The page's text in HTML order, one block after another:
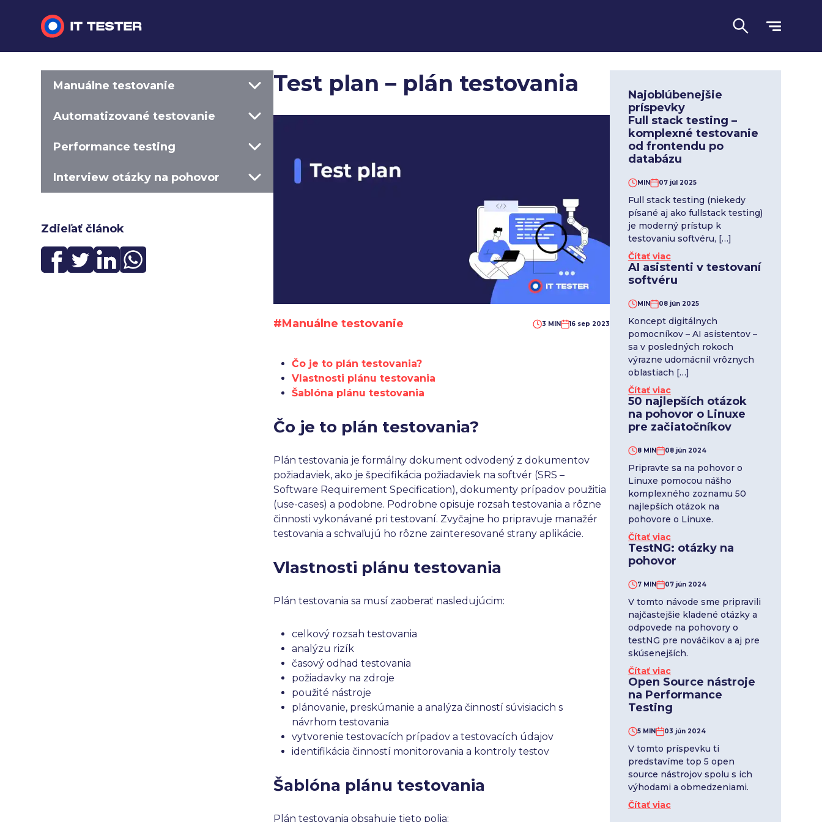
Automatizované testovanie
Performance testing
Interview otázky na pohovor
Slovník
Jazyk
Manuálne testovanie
Automatizované testovanie
Performance testing
Interview otázky na pohovor
Zdieľať článok
Test plan – plán testovania
#Manuálne testovanie 3 MIN 16 sep 2023
Čo je to plán testovania?
Vlastnosti plánu testovania
Šablóna plánu testovania
Čo je to plán testovania?
Plán testovania je formálny dokument odvodený z dokumentov
požiadaviek, ako je špecifikácia požiadaviek na softvér (SRS –
Software Requirement Specification), dokumenty prípadov použitia
(use-cases) a podobne. Podrobne opisuje rozsah testovania a rôzne
činnosti vykonávané pri testovaní. Zvyčajne ho pripravuje manažér
testovania a schvaľujú ho rôzne zainteresované strany aplikácie.
Vlastnosti plánu testovania
Plán testovania sa musí zaoberať nasledujúcim:
celkový rozsah testovania
analýzu rizík
časový odhad testovania
požiadavky na zdroje
použité nástroje
plánovanie, preskúmanie a analýza činností súvisiacich s
návrhom testovania
vytvorenie testovacích prípadov a testovacích údajov
identifikácia činností monitorovania a kontroly testov
Šablóna plánu testovania
Plán testovania obsahuje tieto polia:
Najoblúbenejšie
príspevky
Full stack testing –
komplexné testovanie
od frontendu po
databázu
MIN 07 júl 2025
Full stack testing (niekedy
písané aj ako fullstack testing)
je moderný prístup k
testovaniu softvéru, […]
Čítať viac
AI asistenti v testovaní
softvéru
MIN 08 jún 2025
Koncept digitálnych
pomocníkov – AI asistentov –
sa v posledných rokoch
výrazne udomácnil vrôznych
oblastiach […]
Čítať viac
50 najlepších otázok
na pohovor o Linuxe
pre začiatočníkov
8 MIN 08 jún 2024
Pripravte sa na pohovor o
Linuxe pomocou nášho
komplexného zoznamu 50
najlepších otázok na
pohovore o Linuxe.
Čítať viac
TestNG: otázky na
pohovor
7 MIN 07 jún 2024
V tomto návode sme pripravili
najčastejšie kladené otázky a
odpovede na pohovory o
testNG pre nováčikov a aj pre
skúsenejších.
Čítať viac
Open Source nástroje
na Performance
Testing
5 MIN 03 jún 2024
V tomto príspevku ti
predstavíme top 5 open
source nástrojov spolu s ich
výhodami a obmedzeniami.
Čítať viac